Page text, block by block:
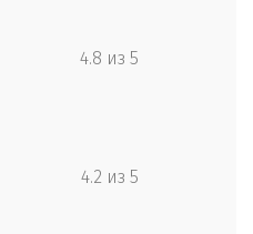
4.8 из 5
4.2 из 5